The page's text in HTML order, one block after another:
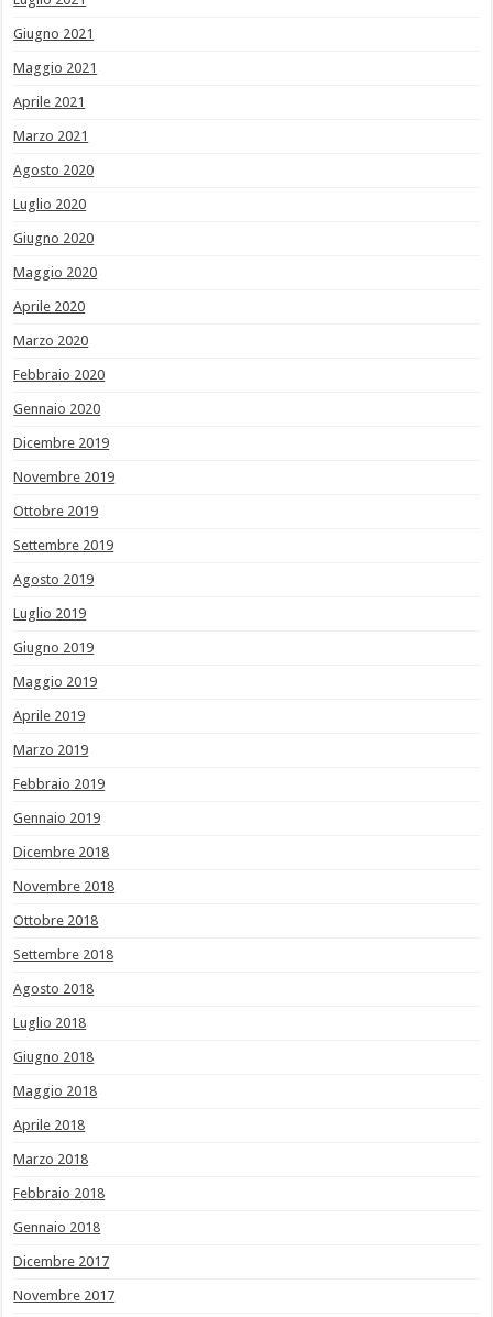
Giugno 2021
Maggio 2021
Aprile 2021
Marzo 2021
Agosto 2020
Luglio 2020
Giugno 2020
Maggio 2020
Aprile 2020
Marzo 2020
Febbraio 2020
Gennaio 2020
Dicembre 2019
Novembre 2019
Ottobre 2019
Settembre 2019
Agosto 2019
Luglio 2019
Giugno 2019
Maggio 2019
Aprile 2019
Marzo 2019
Febbraio 2019
Gennaio 2019
Dicembre 2018
Novembre 2018
Ottobre 2018
Settembre 2018
Agosto 2018
Luglio 2018
Giugno 2018
Maggio 2018
Aprile 2018
Marzo 2018
Febbraio 2018
Gennaio 2018
Dicembre 2017
Novembre 2017